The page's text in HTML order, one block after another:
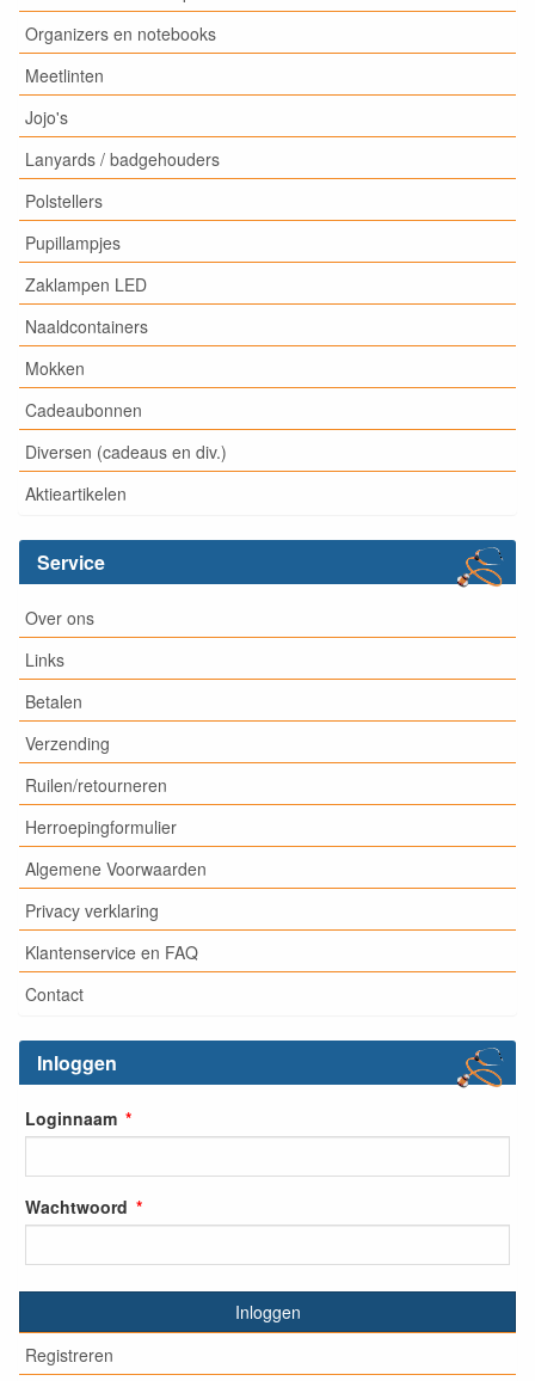
Organizers en notebooks
Meetlinten
Jojo's
Lanyards / badgehouders
Polstellers
Pupillampjes
Zaklampen LED
Naaldcontainers
Mokken
Cadeaubonnen
Diversen (cadeaus en div.)
Aktieartikelen
Service
Over ons
Links
Betalen
Verzending
Ruilen/retourneren
Herroepingformulier
Algemene Voorwaarden
Privacy verklaring
Klantenservice en FAQ
Contact
Inloggen
Loginnaam
Wachtwoord
Inloggen
Registreren